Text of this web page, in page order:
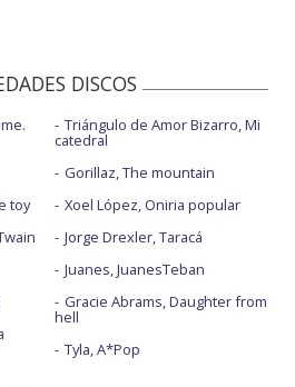
DISCOS
toy
Triángulo de Amor Bizarro, Mi
catedral
Gorillaz, The mountain
Xoel López, Oniria popular
Jorge Drexler, Taracá
Juanes, JuanesTeban
Gracie Abrams, Daughter from
hell
Tyla, A*Pop